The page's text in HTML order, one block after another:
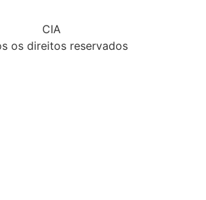
CIA
os direitos reservados